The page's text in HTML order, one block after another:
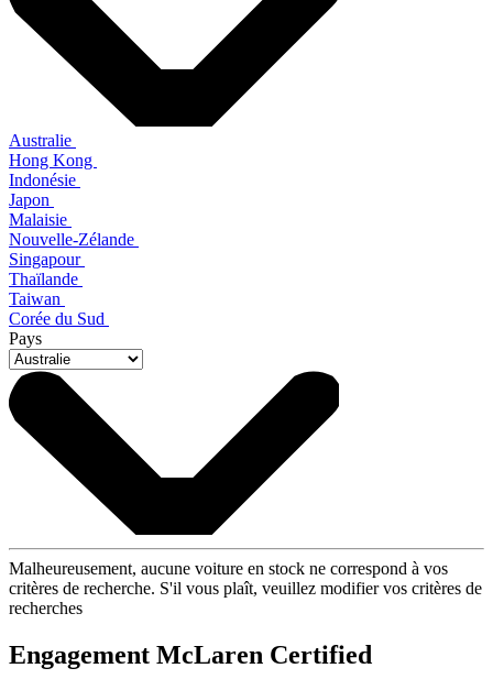
Australie
Hong Kong
Indonésie
Japon
Malaisie
Nouvelle-Zélande
Singapour
Thaïlande
Taiwan
Corée du Sud
Pays
Malheureusement, aucune voiture en stock ne correspond à vos
critères de recherche. S'il vous plaît, veuillez modifier vos critères de
recherches
Engagement McLaren Certified